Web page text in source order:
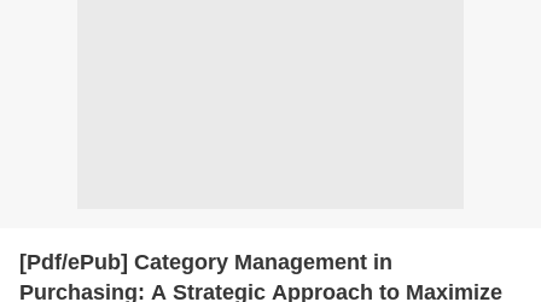
[Pdf/ePub] Category Management in
Purchasing: A Strategic Approach to Maximize